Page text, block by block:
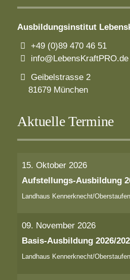
Ausbildungsinstitut
+49 (0)89 470 46 51
info@LebensKraftPRO.de
Geibelstrasse 2
81679 München
Aktuelle Termine
15. Oktober 2026
Aufstellungs-Ausbildung
Landhaus Kennerknecht/Oberstaufen
09. November 2026
Basis-Ausbildung 2026/
Landhaus Kennerknecht/Oberstaufen